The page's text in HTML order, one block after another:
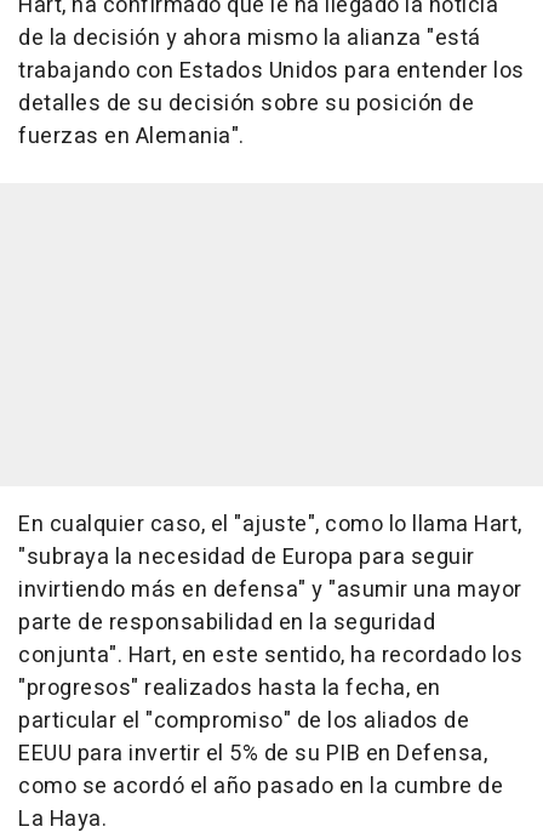
de la decisión y ahora mismo la alianza "está
trabajando con Estados Unidos para entender los
detalles de su decisión sobre su posición de
fuerzas en Alemania".
En cualquier caso, el "ajuste", como lo llama Hart,
"subraya la necesidad de Europa para seguir
invirtiendo más en defensa" y "asumir una mayor
parte de responsabilidad en la seguridad
conjunta". Hart, en este sentido, ha recordado los
"progresos" realizados hasta la fecha, en
particular el "compromiso" de los aliados de
EEUU para invertir el 5% de su PIB en Defensa,
como se acordó el año pasado en la cumbre de
La Haya.